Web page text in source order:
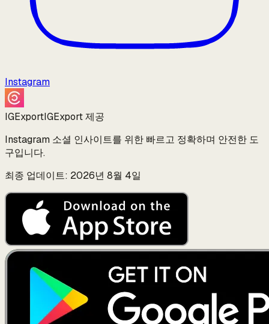
Instagram
IGExportIGExport 제공
Instagram 소셜 인사이트를 위한 빠르고 정확하며 안전한 도
구입니다.
최종 업데이트: 2026년 8월 4일